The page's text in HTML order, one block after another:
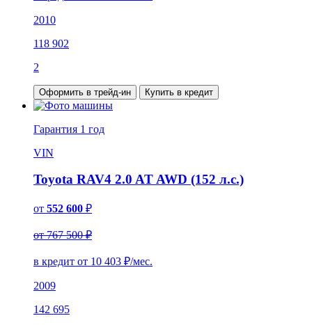
2010
118 902
2
Оформить в трейд-ин Купить в кредит
Гарантия 1 год
VIN
Toyota RAV4 2.0 AT AWD (152 л.с.)
от 552 600 ₽
от 767 500 ₽
в кредит от 10 403 ₽/мес.
2009
142 695